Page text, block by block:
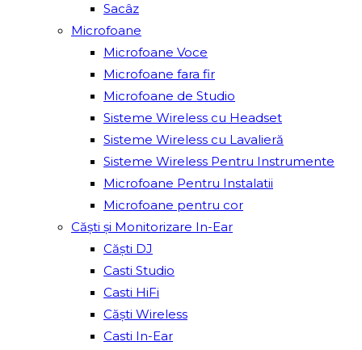
Sacâz
Microfoane
Microfoane Voce
Microfoane fara fir
Microfoane de Studio
Sisteme Wireless cu Headset
Sisteme Wireless cu Lavalieră
Sisteme Wireless Pentru Instrumente
Microfoane Pentru Instalatii
Microfoane pentru cor
Căști și Monitorizare In-Ear
Căști DJ
Casti Studio
Casti HiFi
Căști Wireless
Casti In-Ear